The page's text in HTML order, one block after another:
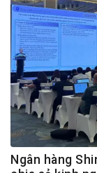
Ngân hàng